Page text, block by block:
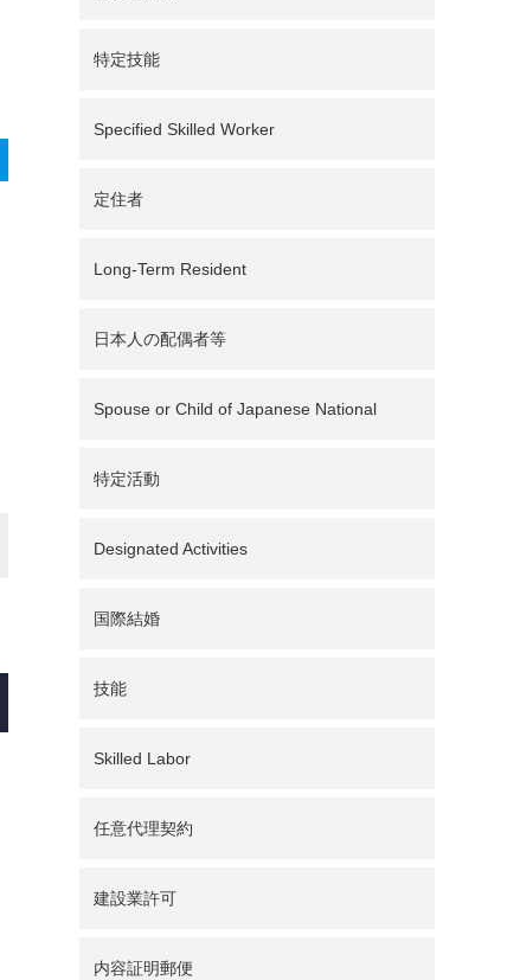
特定技能
Specified Skilled Worker
定住者
Long-Term Resident
日本人の配偶者等
Spouse or Child of Japanese National
特定活動
Designated Activities
国際結婚
技能
Skilled Labor
任意代理契約
建設業許可
内容証明郵便